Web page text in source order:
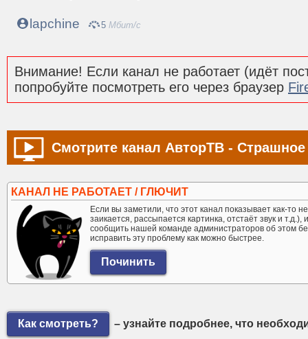
lapchine 5 Мбит/с
Внимание! Если канал не работает (идёт
попробуйте посмотреть его через браузер
Смотрите канал АвторТВ - Страшное
КАНАЛ НЕ РАБОТАЕТ / ГЛЮЧИТ
Если вы заметили, что этот канал показывает как-то
заикается, рассыпается картинка, отстаёт звук и
сообщить нашей команде администраторов об этом
исправить эту проблему как можно быстрее.
Как смотреть? – узнайте подробнее, что